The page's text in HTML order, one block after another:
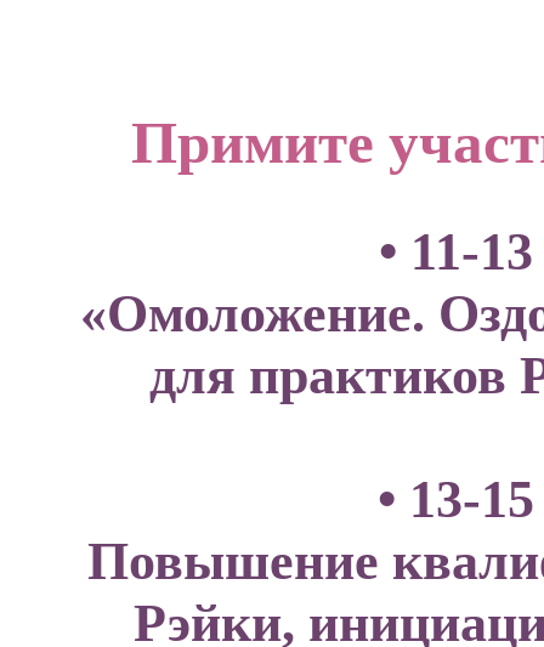
Примите
• 11-
«Омоложение.
для практиков
• 13-
Повышение
Рэйки,